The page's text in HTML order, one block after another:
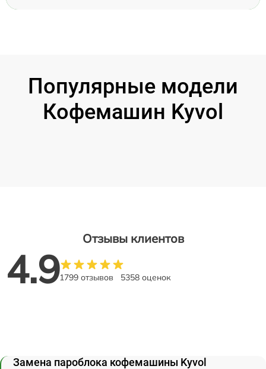
Популярные модели
Кофемашин Kyvol
Отзывы клиентов
4.91799 отзывов 5358 оценок
Замена пароблока кофемашины Kyvol